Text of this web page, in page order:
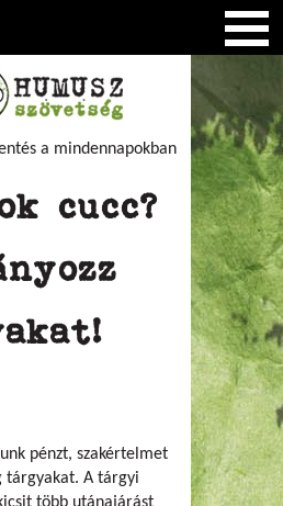
a mindennapokban
cucc?
pénzt, szakértelmet
tárgyakat. A tárgyi